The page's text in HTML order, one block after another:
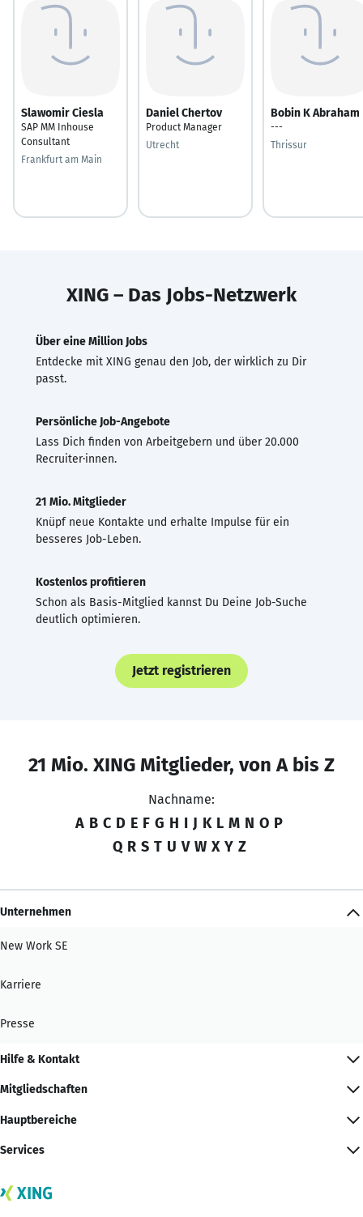
Slawomir Ciesla
SAP MM Inhouse
Consultant
Frankfurt am Main
Daniel Chertov
Product Manager
Utrecht
Bobin K Abraham
---
Thrissur
XING – Das Jobs-Netzwerk
Über eine Million Jobs
Entdecke mit XING genau den Job, der wirklich zu Dir
passt.
Persönliche Job-Angebote
Lass Dich finden von Arbeitgebern und über 20.000
Recruiter·innen.
21 Mio. Mitglieder
Knüpf neue Kontakte und erhalte Impulse für ein
besseres Job-Leben.
Kostenlos profitieren
Schon als Basis-Mitglied kannst Du Deine Job-Suche
deutlich optimieren.
Jetzt registrieren
21 Mio. XING Mitglieder, von A bis Z
Nachname:
A B C D E F G H I J K L M N O P
Q R S T U V W X Y Z
Unternehmen
New Work SE
Karriere
Presse
Hilfe & Kontakt
Mitgliedschaften
Hauptbereiche
Services